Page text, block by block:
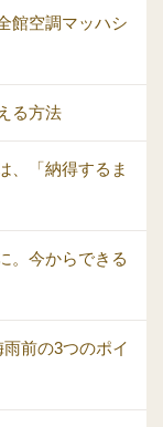
館空調マッハシ
る方法
、「納得するま
。今からできる
前の3つのポイ